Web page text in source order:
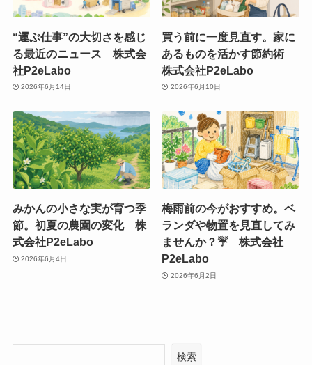
“運ぶ仕事”の大切さを感じ
る最近のニュース 株式会
社P2eLabo
2026年6月14日
買う前に一度見直す。家に
あるものを活かす節約術
株式会社P2eLabo
2026年6月10日
みかんの小さな実が育つ季
節。初夏の農園の変化 株
式会社P2eLabo
2026年6月4日
梅雨前の今がおすすめ。ベ
ランダや物置を見直してみ
ませんか？☔ 株式会社
P2eLabo
2026年6月2日
検索